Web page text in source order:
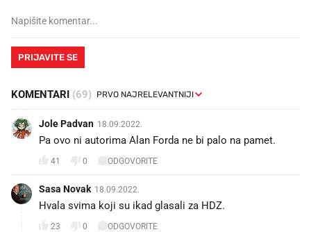
PRIJAVITE SE
KOMENTARI (69)
Jole Padvan 18.09.2022.
Pa ovo ni autorima Alan Forda ne bi palo na pamet.
41 0 ODGOVORITE
Sasa Novak 18.09.2022.
Hvala svima koji su ikad glasali za HDZ.
23 0
ODGOVORITE